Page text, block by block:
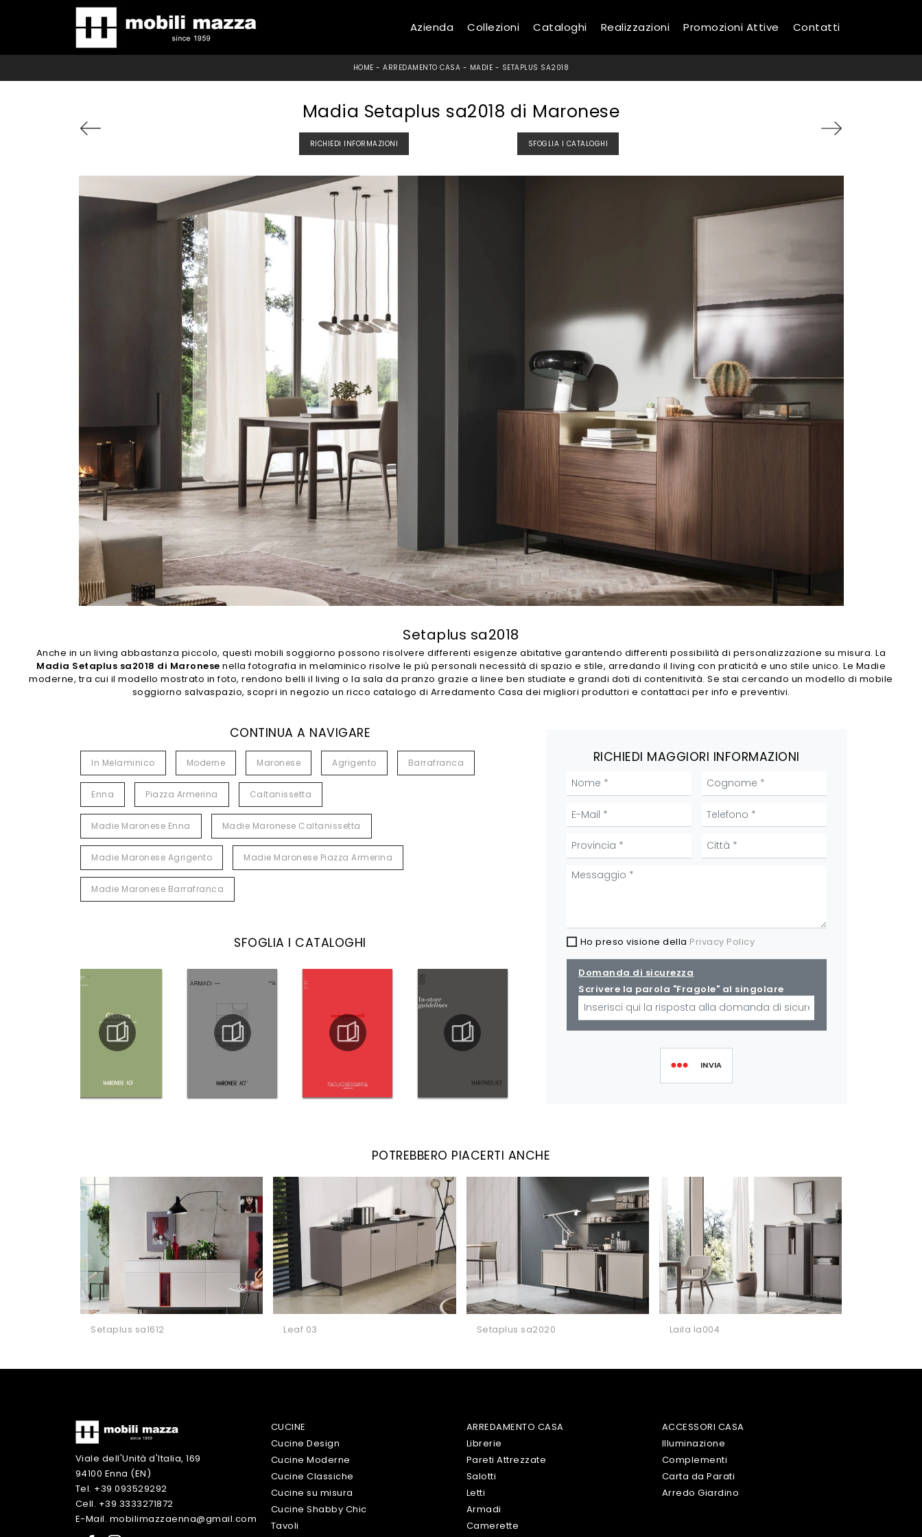
Azienda Collezioni Cataloghi Realizzazioni Promozioni Attive Contatti
HOME -ARREDAMENTO CASA - MADIE - SETAPLUS SA2018
Madia Setaplus sa2018 di Maronese
RICHIEDI INFORMAZIONI SFOGLIA I CATALOGHI
Setaplus sa2018
Anche in un living abbastanza piccolo, questi mobili soggiorno possono risolvere differenti esigenze abitative garantendo differenti possibilità di personalizzazione su misura. La
Madia Setaplus sa2018 di Maronese nella fotografia in melaminico risolve le più personali necessità di spazio e stile, arredando il living con praticità e uno stile unico. Le Madie
moderne, tra cui il modello mostrato in foto, rendono belli il living o la sala da pranzo grazie a linee ben studiate e grandi doti di contenitività. Se stai cercando un modello di mobile
soggiorno salvaspazio, scopri in negozio un ricco catalogo di Arredamento Casa dei migliori produttori e contattaci per info e preventivi.
CONTINUA A NAVIGARE
In Melaminico Moderne Maronese Agrigento Barrafranca
Enna Piazza Armerina Caltanissetta
Madie Maronese Enna Madie Maronese Caltanissetta
Madie Maronese Agrigento Madie Maronese Piazza Armerina
Madie Maronese Barrafranca
SFOGLIA I CATALOGHI
RICHIEDI MAGGIORI INFORMAZIONI
Ho preso visione della Privacy Policy
Domanda di sicurezza
Scrivere la parola "Fragole" al singolare
INVIA
POTREBBERO PIACERTI ANCHE
Setaplus sa1612 Leaf 03 Setaplus sa2020 Laila la004
Viale dell'Unità d'Italia, 169
94100 Enna (EN)
Tel. +39 093529292
Cell. +39 3333271872
E-Mail. mobilimazzaenna@gmail.com
CUCINE
Cucine Design
Cucine Moderne
Cucine Classiche
Cucine su misura
Cucine Shabby Chic
Tavoli
ARREDAMENTO CASA
Librerie
Pareti Attrezzate
Salotti
Letti
Armadi
Camerette
ACCESSORI CASA
Illuminazione
Complementi
Carta da Parati
Arredo Giardino